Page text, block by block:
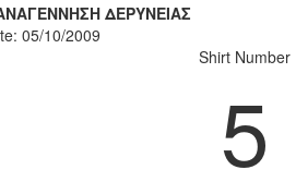
ΔΕΡΥΝΕΙΑΣ
05/10/2009
Shirt Number
5